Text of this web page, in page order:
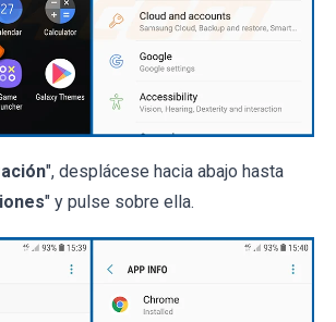
", desplácese hacia abajo hasta
" y pulse sobre ella.